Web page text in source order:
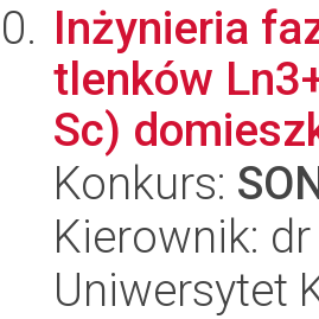
Inżynieria
tlenków
Sc)
Konkurs:
Kierownik:
Uniwersytet